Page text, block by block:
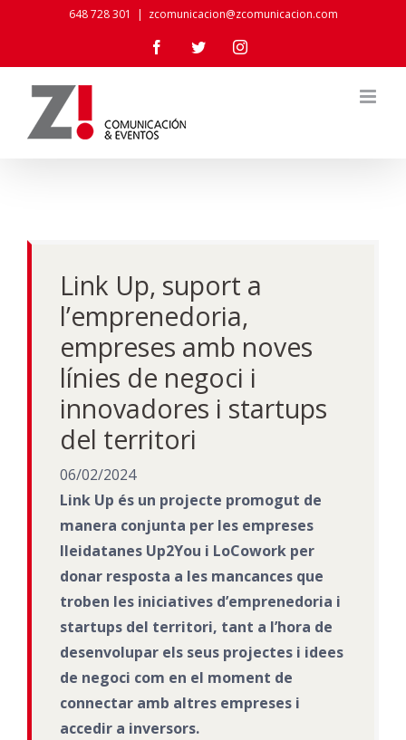
content
648 728 301 | zcomunicacion@zcomunicacion.com
FacebookTwitterInstagram
Link Up, suport a
l’emprenedoria,
empreses amb noves
línies de negoci i
innovadores i startups
del territori
06/02/2024
Link Up és un projecte promogut de
manera conjunta per les empreses
lleidatanes Up2You i LoCowork per
donar resposta a les mancances que
troben les iniciatives d’emprenedoria i
startups del territori, tant a l’hora de
desenvolupar els seus projectes i idees
de negoci com en el moment de
connectar amb altres empreses i
accedir a inversors.